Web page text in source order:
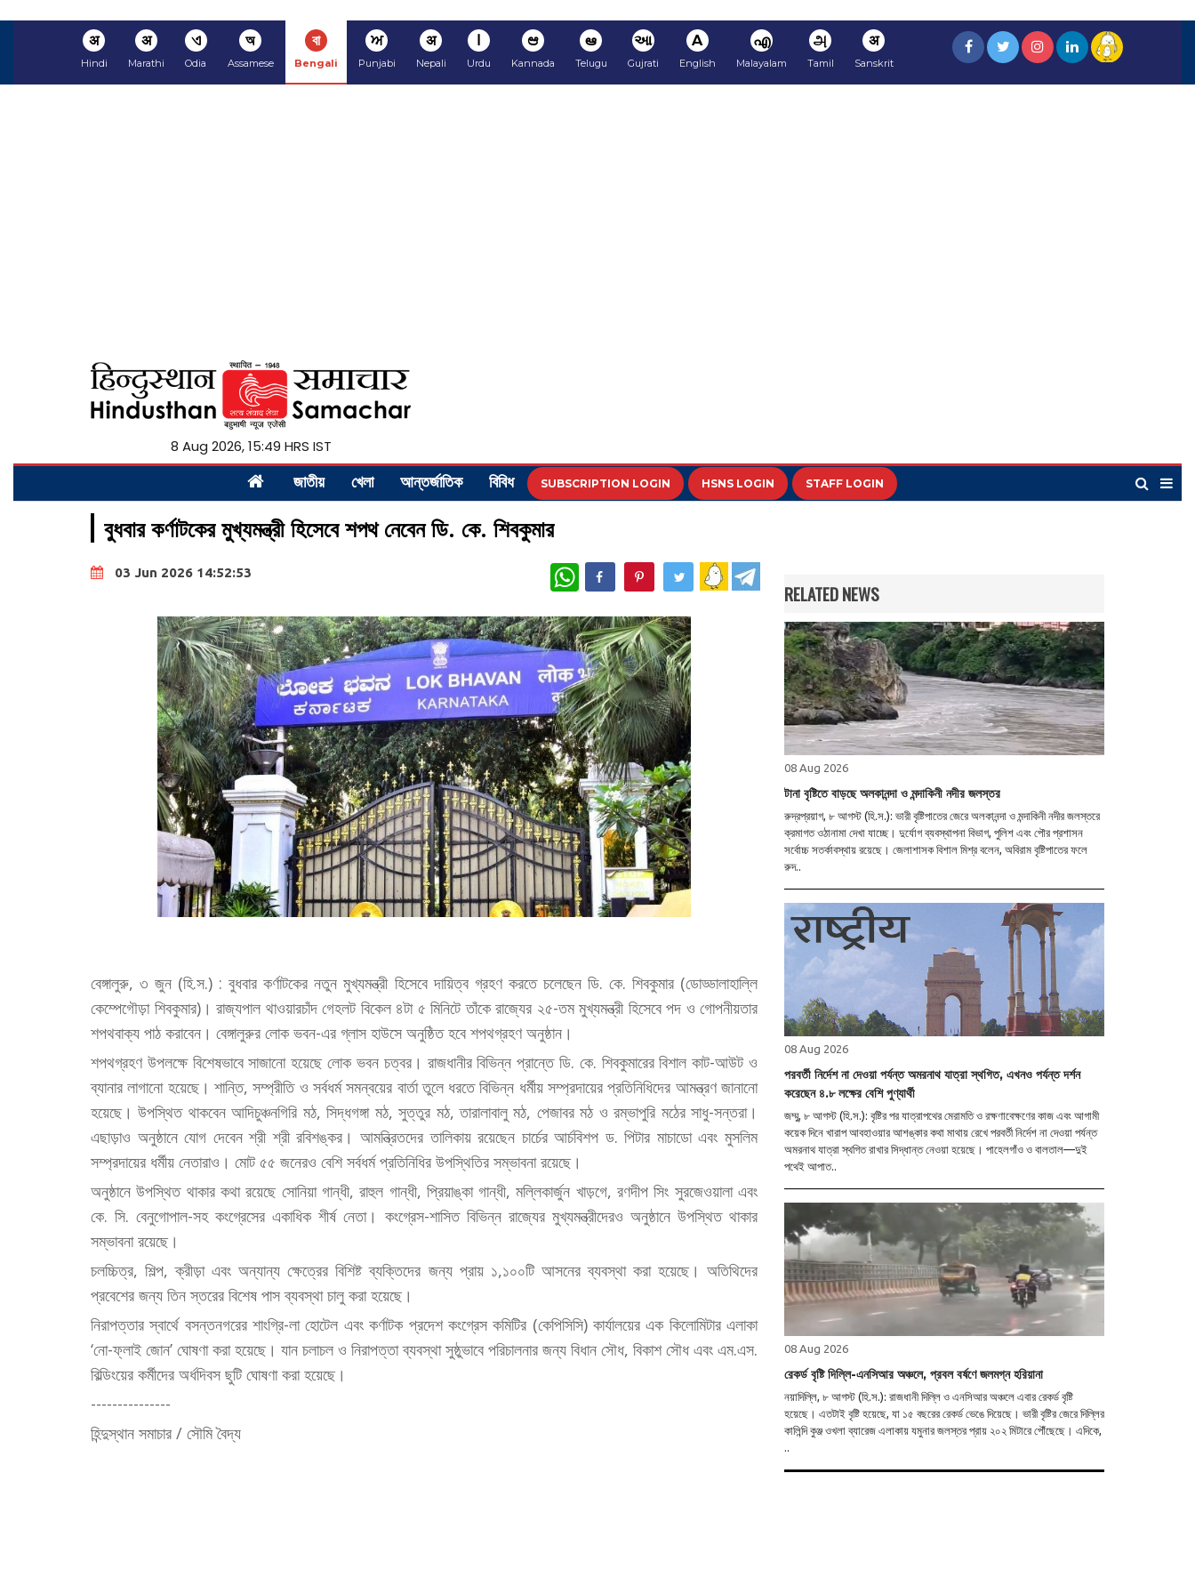
अ
Hindi
अ
Marathi
ଏ
Odia
অ
Assamese
বা
Bengali
ਅ
Punjabi
अ
Nepali
ا
Urdu
ಆ
Kannada
ఆ
Telugu
આ
Gujrati
A
English
എ
Malayalam
அ
Tamil
अ
Sanskrit
8 Aug 2026, 15:49 HRS IST
জাতীয় খেলা আন্তর্জাতিক বিবিধ SUBSCRIPTION LOGIN HSNS LOGIN STAFF LOGIN
বুধবার কর্ণাটকের মুখ্যমন্ত্রী হিসেবে শপথ নেবেন ডি. কে. শিবকুমার
03 Jun 2026 14:52:53 WhatsApp
বেঙ্গালুরু, ৩ জুন (হি.স.) : বুধবার কর্ণাটকের নতুন মুখ্যমন্ত্রী হিসেবে দায়িত্ব গ্রহণ করতে চলেছেন ডি. কে. শিবকুমার (ডোড্ডালাহাল্লি
কেম্পেগৌড়া শিবকুমার)। রাজ্যপাল থাওয়ারচাঁদ গেহলট বিকেল ৪টা ৫ মিনিটে তাঁকে রাজ্যের ২৫-তম মুখ্যমন্ত্রী হিসেবে পদ ও গোপনীয়তার
শপথবাক্য পাঠ করাবেন। বেঙ্গালুরুর লোক ভবন-এর গ্লাস হাউসে অনুষ্ঠিত হবে শপথগ্রহণ অনুষ্ঠান।
শপথগ্রহণ উপলক্ষে বিশেষভাবে সাজানো হয়েছে লোক ভবন চত্বর। রাজধানীর বিভিন্ন প্রান্তে ডি. কে. শিবকুমারের বিশাল কাট-আউট ও
ব্যানার লাগানো হয়েছে। শান্তি, সম্প্রীতি ও সর্বধর্ম সমন্বয়ের বার্তা তুলে ধরতে বিভিন্ন ধর্মীয় সম্প্রদায়ের প্রতিনিধিদের আমন্ত্রণ জানানো
হয়েছে। উপস্থিত থাকবেন আদিচুঞ্চনগিরি মঠ, সিদ্ধগঙ্গা মঠ, সুত্তুর মঠ, তারালাবালু মঠ, পেজাবর মঠ ও রম্ভাপুরি মঠের সাধু-সন্তরা।
এছাড়াও অনুষ্ঠানে যোগ দেবেন শ্রী শ্রী রবিশঙ্কর। আমন্ত্রিতদের তালিকায় রয়েছেন চার্চের আর্চবিশপ ড. পিটার মাচাডো এবং মুসলিম
সম্প্রদায়ের ধর্মীয় নেতারাও। মোট ৫৫ জনেরও বেশি সর্বধর্ম প্রতিনিধির উপস্থিতির সম্ভাবনা রয়েছে।
অনুষ্ঠানে উপস্থিত থাকার কথা রয়েছে সোনিয়া গান্ধী, রাহুল গান্ধী, প্রিয়াঙ্কা গান্ধী, মল্লিকার্জুন খাড়গে, রণদীপ সিং সুরজেওয়ালা এবং
কে. সি. বেনুগোপাল-সহ কংগ্রেসের একাধিক শীর্ষ নেতা। কংগ্রেস-শাসিত বিভিন্ন রাজ্যের মুখ্যমন্ত্রীদেরও অনুষ্ঠানে উপস্থিত থাকার
সম্ভাবনা রয়েছে।
চলচ্চিত্র, শিল্প, ক্রীড়া এবং অন্যান্য ক্ষেত্রের বিশিষ্ট ব্যক্তিদের জন্য প্রায় ১,১০০টি আসনের ব্যবস্থা করা হয়েছে। অতিথিদের
প্রবেশের জন্য তিন স্তরের বিশেষ পাস ব্যবস্থা চালু করা হয়েছে।
নিরাপত্তার স্বার্থে বসন্তনগরের শাংগ্রি-লা হোটেল এবং কর্ণাটক প্রদেশ কংগ্রেস কমিটির (কেপিসিসি) কার্যালয়ের এক কিলোমিটার এলাকা
‘নো-ফ্লাই জোন’ ঘোষণা করা হয়েছে। যান চলাচল ও নিরাপত্তা ব্যবস্থা সুষ্ঠুভাবে পরিচালনার জন্য বিধান সৌধ, বিকাশ সৌধ এবং এম.এস.
বিল্ডিংয়ের কর্মীদের অর্ধদিবস ছুটি ঘোষণা করা হয়েছে।
---------------
হিন্দুস্থান সমাচার / সৌমি বৈদ্য
RELATED NEWS
08 Aug 2026
টানা বৃষ্টিতে বাড়ছে অলকানন্দা ও মন্দাকিনী নদীর জলস্তর
রুদ্রপ্রয়াগ, ৮ আগস্ট (হি.স.): ভারী বৃষ্টিপাতের জেরে অলকানন্দা ও মন্দাকিনী নদীর জলস্তরে
ক্রমাগত ওঠানামা দেখা যাচ্ছে। দুর্যোগ ব্যবস্থাপনা বিভাগ, পুলিশ এবং পৌর প্রশাসন
সর্বোচ্চ সতর্কাবস্থায় রয়েছে। জেলাশাসক বিশাল মিশ্র বলেন, অবিরাম বৃষ্টিপাতের ফলে
রুদ..
08 Aug 2026
পরবর্তী নির্দেশ না দেওয়া পর্যন্ত অমরনাথ যাত্রা স্থগিত, এখনও পর্যন্ত দর্শন
করেছেন ৪.৮ লক্ষের বেশি পুণ্যার্থী
জম্মু, ৮ আগস্ট (হি.স.): বৃষ্টির পর যাত্রাপথের মেরামতি ও রক্ষণাবেক্ষণের কাজ এবং আগামী
কয়েক দিনে খারাপ আবহাওয়ার আশঙ্কার কথা মাথায় রেখে পরবর্তী নির্দেশ না দেওয়া পর্যন্ত
অমরনাথ যাত্রা স্থগিত রাখার সিদ্ধান্ত নেওয়া হয়েছে। পাহেলগাঁও ও বালতাল—দুই
পথেই আপাত..
08 Aug 2026
রেকর্ড বৃষ্টি দিল্লি-এনসিআর অঞ্চলে, প্রবল বর্ষণে জলমগ্ন হরিয়ানা
নয়াদিল্লি, ৮ আগস্ট (হি.স.): রাজধানী দিল্লি ও এনসিআর অঞ্চলে এবার রেকর্ড বৃষ্টি
হয়েছে। এতটাই বৃষ্টি হয়েছে, যা ১৫ বছরের রেকর্ড ভেঙে দিয়েছে। ভারী বৃষ্টির জেরে দিল্লির
কালিন্দি কুঞ্জ ওখলা ব্যারেজ এলাকায় যমুনার জলস্তর প্রায় ২০২ মিটারে পৌঁছেছে। এদিকে,
..